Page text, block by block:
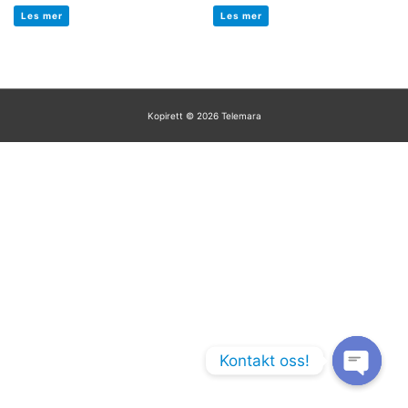
av
5
Les mer
av
5
Les mer
Kopirett © 2026 Telemara
Kontakt oss!
Open chaty